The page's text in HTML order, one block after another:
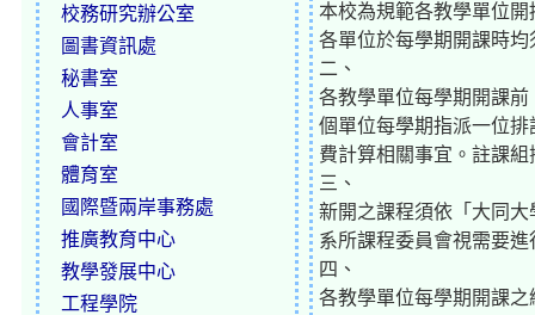
校務研究辦公室
圖書資訊處
秘書室
人事室
會計室
體育室
國際暨兩岸事務處
推廣教育中心
教學發展中心
工程學院
本校為規範各教學單位
各單位於每學期開課時
二、
各教學單位每學期開課
個單位每學期指派一位
費計算相關事宜。註課
三、
新開之課程須依「大同
系所課程委員會視需要
四、
各教學單位每學期開課